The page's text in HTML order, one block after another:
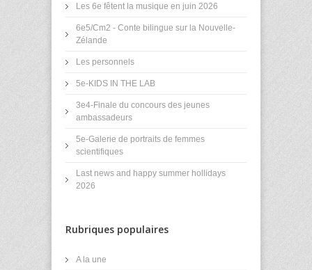
Les 6e fêtent la musique en juin 2026
6e5/Cm2 - Conte bilingue sur la Nouvelle-
Zélande
Les personnels
5e-KIDS IN THE LAB
3e4-Finale du concours des jeunes
ambassadeurs
5e-Galerie de portraits de femmes
scientifiques
Last news and happy summer hollidays
2026
Rubriques populaires
A la une